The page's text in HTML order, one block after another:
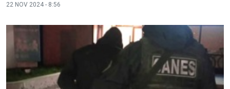
22 NOV 2024 - 8:56